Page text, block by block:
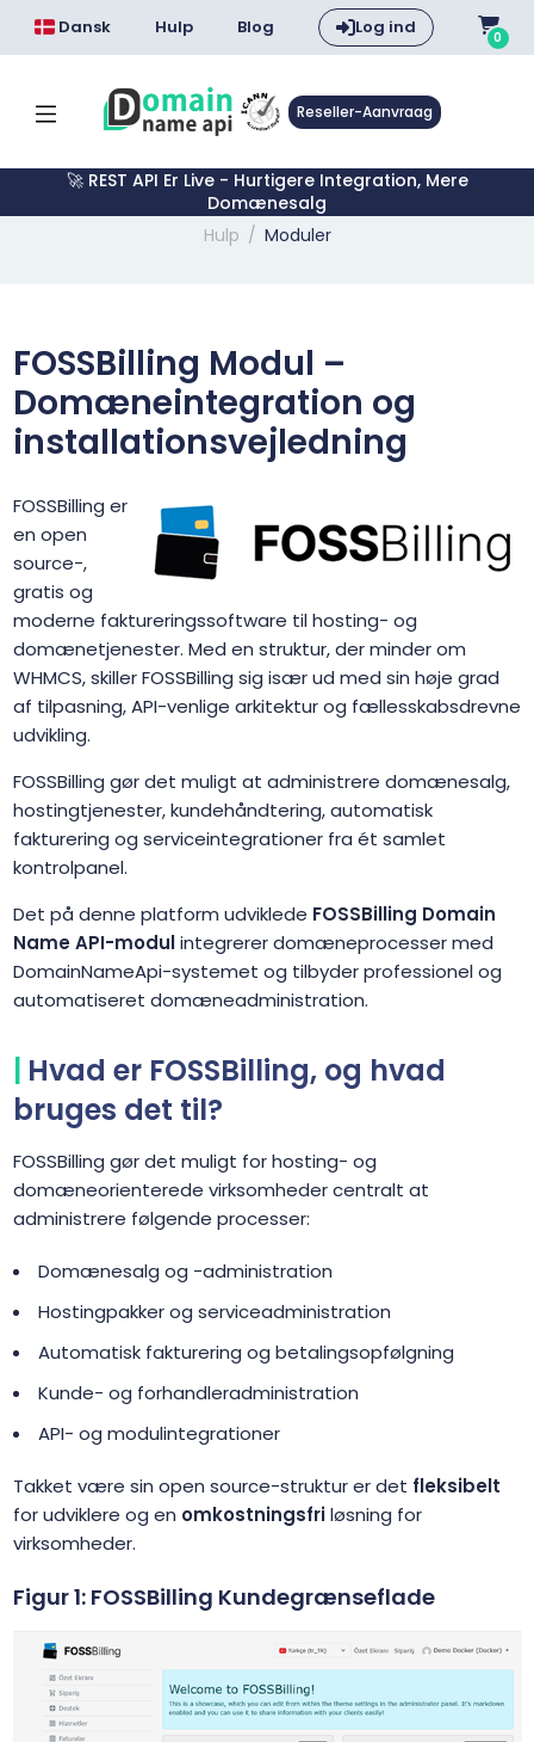
Dansk Hulp Blog Log ind 0
Reseller-Aanvraag
🚀 REST API Er Live - Hurtigere Integration, Mere
Domænesalg
Hulp
Moduler
FOSSBilling Modul –
Domæneintegration og
installationsvejledning
FOSSBilling er
en open
source-,
gratis og
moderne faktureringssoftware til hosting- og
domænetjenester. Med en struktur, der minder om
WHMCS, skiller FOSSBilling sig især ud med sin høje grad
af tilpasning, API-venlige arkitektur og fællesskabsdrevne
udvikling.
FOSSBilling gør det muligt at administrere domænesalg,
hostingtjenester, kundehåndtering, automatisk
fakturering og serviceintegrationer fra ét samlet
kontrolpanel.
Det på denne platform udviklede FOSSBilling Domain
Name API-modulintegrerer domæneprocesser med
DomainNameApi-systemet og tilbyder professionel og
automatiseret domæneadministration.
Hvad er FOSSBilling, og hvad
bruges det til?
FOSSBilling gør det muligt for hosting- og
domæneorienterede virksomheder centralt at
administrere følgende processer:
Domænesalg og -administration
Hostingpakker og serviceadministration
Automatisk fakturering og betalingsopfølgning
Kunde- og forhandleradministration
API- og modulintegrationer
Takket være sin open source-struktur er det fleksibelt
for udviklere og en omkostningsfriløsning for
virksomheder.
Figur 1: FOSSBilling Kundegrænseflade